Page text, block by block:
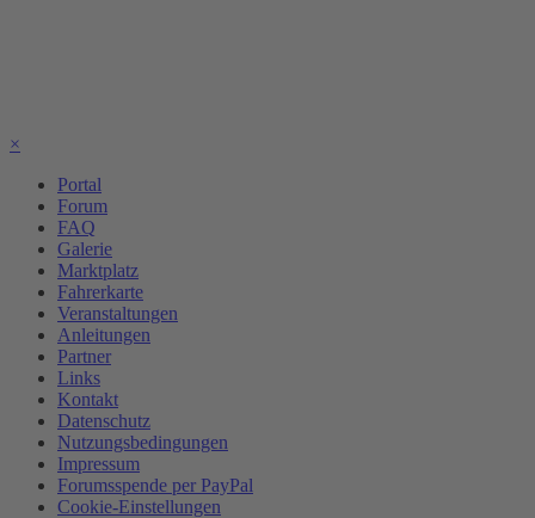
×
Portal
Forum
FAQ
Galerie
Marktplatz
Fahrerkarte
Veranstaltungen
Anleitungen
Partner
Links
Kontakt
Datenschutz
Nutzungsbedingungen
Impressum
Forumsspende per PayPal
Cookie-Einstellungen